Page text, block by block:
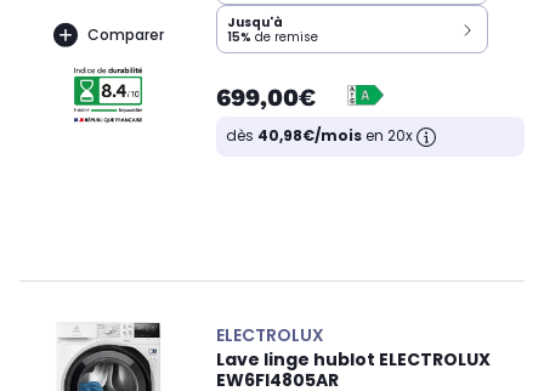
Comparer
Jusqu'à
15% de remise
699,00€
dès 40,98€/moisen 20x
ELECTROLUX
Lave linge hublot ELECTROLUX
EW6FI4805AR